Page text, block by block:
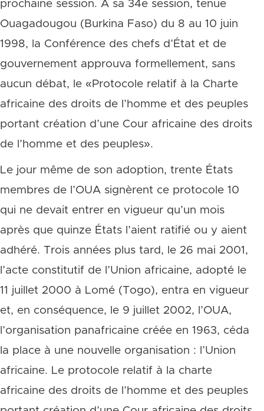
prochaine session. À sa 34e session, tenue
Ouagadougou (Burkina Faso) du 8 au 10 juin
1998, la Conférence des chefs d’État et de
gouvernement approuva formellement, sans
aucun débat, le «Protocole relatif à la Charte
africaine des droits de l’homme et des peuples
portant création d’une Cour africaine des droits
de l’homme et des peuples».
Le jour même de son adoption, trente États
membres de l’OUA signèrent ce protocole 10
qui ne devait entrer en vigueur qu’un mois
après que quinze États l’aient ratifié ou y aient
adhéré. Trois années plus tard, le 26 mai 2001,
l’acte constitutif de l’Union africaine, adopté le
11 juillet 2000 à Lomé (Togo), entra en vigueur
et, en conséquence, le 9 juillet 2002, l’OUA,
l’organisation panafricaine créée en 1963, céda
la place à une nouvelle organisation : l’Union
africaine. Le protocole relatif à la charte
africaine des droits de l’homme et des peuples